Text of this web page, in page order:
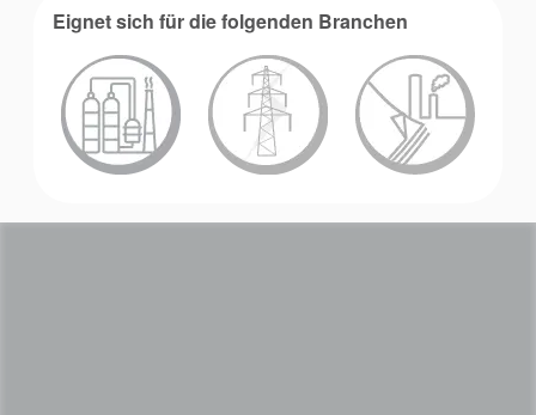
Eignet sich für die folgenden Branchen